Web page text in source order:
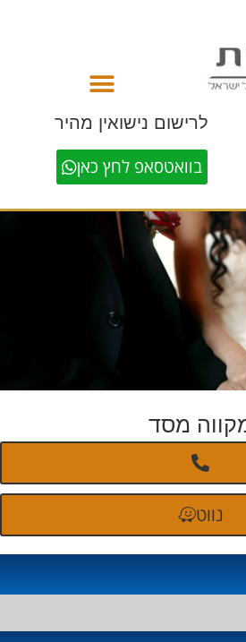
לרישום נישואין מהיר
בוואטסאפ לחץ כאן
מסד
נווט